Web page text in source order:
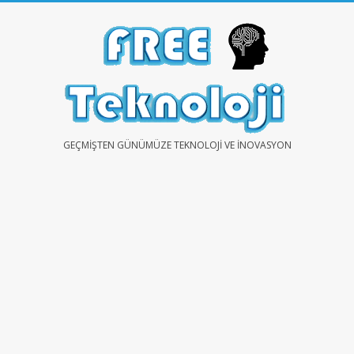
FREEGEÇMIŞTEN GÜNÜMÜZE TEKNOLOJI VE İNOVASYON